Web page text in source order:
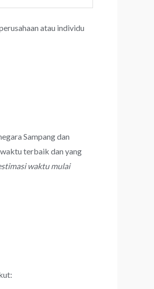
atau individu
Sampang dan
terbaik dan yang
waktu mulai